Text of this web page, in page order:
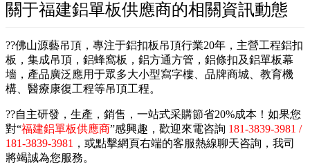
關于福建鋁單板供應商的相關資訊動態
??佛山源藝吊頂，專注于鋁扣板吊頂行業20年，主營工程鋁扣
板，集成吊頂，鋁蜂窩板，鋁方通方管，鋁條扣及鋁單板幕
墻，產品廣泛應用于眾多大小型寫字樓、品牌商城、教育機
構、醫療康復工程等吊頂工程。
??自主研發，生產，銷售，一站式采購節省20%成本！如果您
對“福建鋁單板供應商”感興趣，歡迎來電咨詢 181-3839-3981 /
181-3839-3981 ，或點擊網頁右端的客服熱線聊天咨詢，我司
將竭誠為您服務。